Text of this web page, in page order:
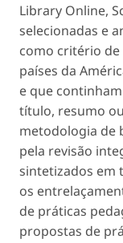
Library Online,
selecionadas e
como critério de
países da
e que
título, resumo
metodologia de
pela revisão
sintetizados em
os
de práticas
propostas de